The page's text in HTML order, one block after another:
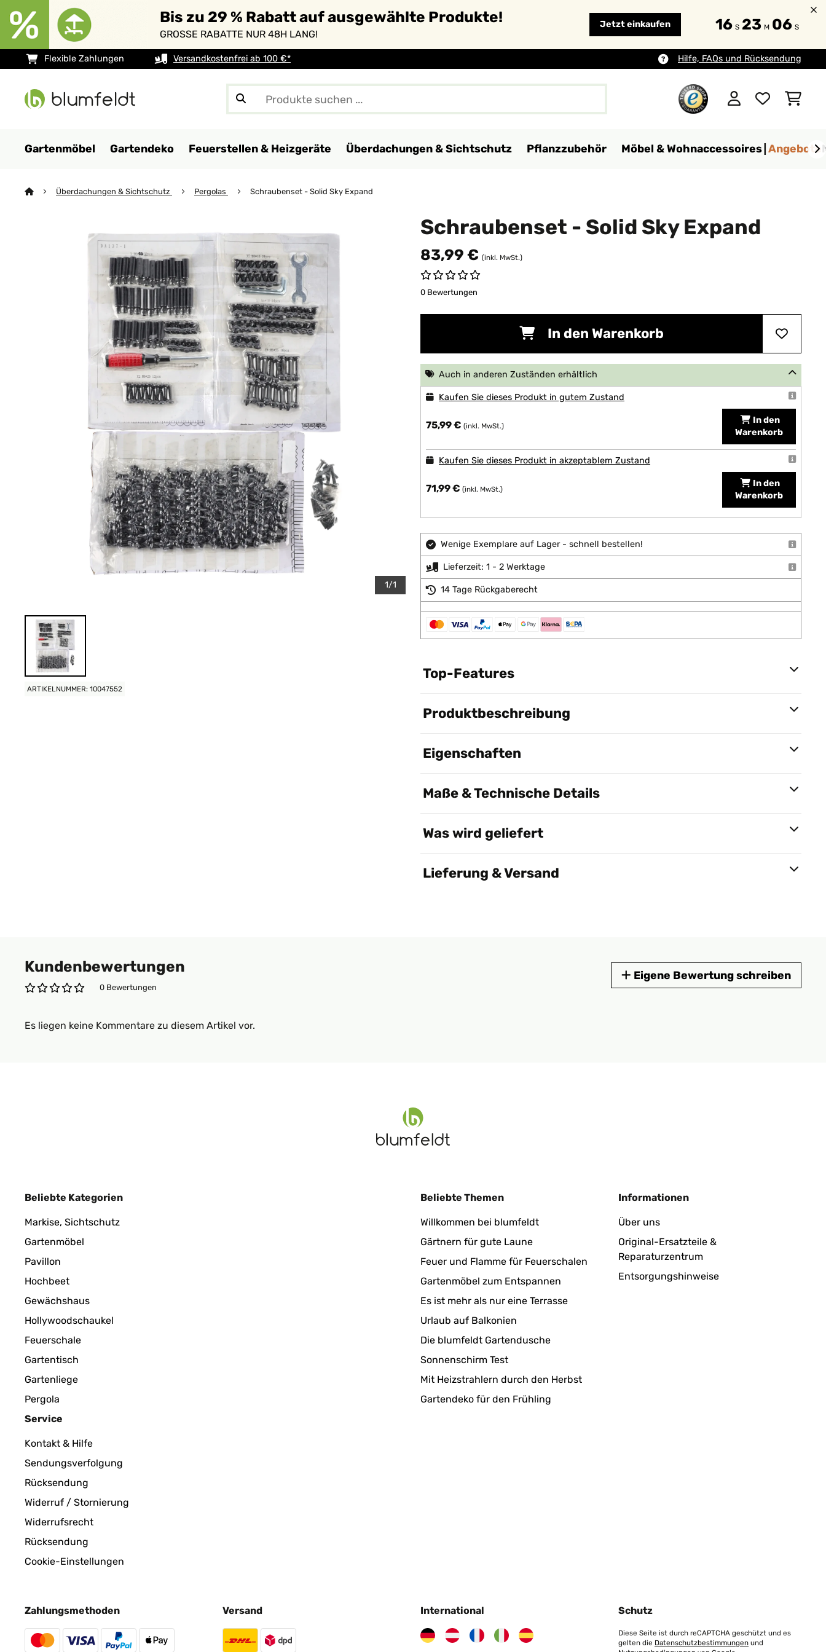
Bis zu 29 % Rabatt auf ausgewählte Produkte!
GROSSE RABATTE NUR 48H LANG!
Jetzt einkaufen 16 S 23 M 05 S
Flexible Zahlungen Versandkostenfrei ab 100 €* Hilfe, FAQs und Rücksendung
Gartenmöbel Gartendeko Feuerstellen & Heizgeräte Überdachungen & Sichtschutz Pflanzzubehör Möbel & Wohnaccessoires Angebote
Überdachungen & Sichtschutz Pergolas Schraubenset - Solid Sky Expand
1/1
ARTIKELNUMMER: 10047552
Schraubenset - Solid Sky Expand
83,99 € (inkl. MwSt.)
0 Bewertungen
In den Warenkorb
Auch in anderen Zuständen erhältlich
Kaufen Sie dieses Produkt in gutem Zustand
75,99 € (inkl. MwSt.)
In den
Warenkorb
Kaufen Sie dieses Produkt in akzeptablem Zustand
71,99 € (inkl. MwSt.)
In den
Warenkorb
Wenige Exemplare auf Lager - schnell bestellen!
Lieferzeit: 1 - 2 Werktage
14 Tage Rückgaberecht
Top-Features
Produktbeschreibung
Eigenschaften
Maße & Technische Details
Was wird geliefert
Lieferung & Versand
Kundenbewertungen
0 Bewertungen
Eigene Bewertung schreiben
Es liegen keine Kommentare zu diesem Artikel vor.
Beliebte Kategorien
Markise, Sichtschutz
Gartenmöbel
Pavillon
Hochbeet
Gewächshaus
Hollywoodschaukel
Feuerschale
Gartentisch
Gartenliege
Pergola
Beliebte Themen
Willkommen bei blumfeldt
Gärtnern für gute Laune
Feuer und Flamme für Feuerschalen
Gartenmöbel zum Entspannen
Es ist mehr als nur eine Terrasse
Urlaub auf Balkonien
Die blumfeldt Gartendusche
Sonnenschirm Test
Mit Heizstrahlern durch den Herbst
Gartendeko für den Frühling
Informationen
Über uns
Original-Ersatzteile &
Reparaturzentrum
Entsorgungshinweise
Service
Kontakt & Hilfe
Sendungsverfolgung
Rücksendung
Widerruf / Stornierung
Widerrufsrecht
Rücksendung
Cookie-Einstellungen
Zahlungsmethoden Versand International Schutz
Diese Seite ist durch reCAPTCHA geschützt und es
gelten die Datenschutzbestimmungen und